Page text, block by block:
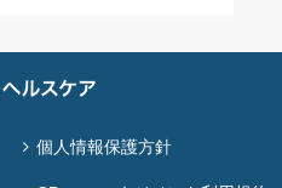
個人情報保護方針